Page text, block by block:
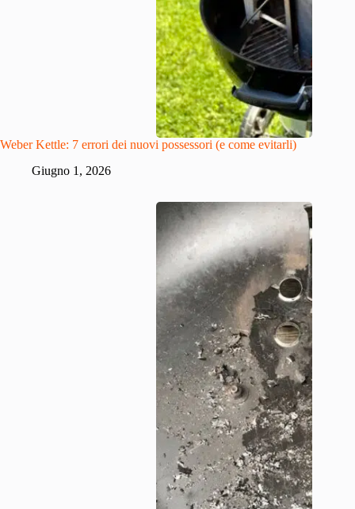
Weber Kettle: 7 errori dei nuovi possessori (e come evitarli)
Giugno 1, 2026